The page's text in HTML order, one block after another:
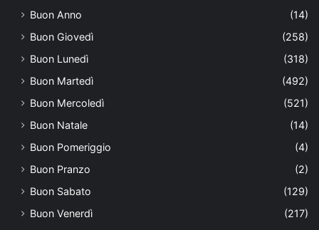
Buon Anno
(14)
Buon Giovedì
(258)
Buon Lunedì
(318)
Buon Martedì
(492)
Buon Mercoledì
(521)
Buon Natale
(14)
Buon Pomeriggio
(4)
Buon Pranzo
(2)
Buon Sabato
(129)
Buon Venerdì
(217)